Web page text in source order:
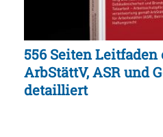
556 Seiten
ArbStättV, ASR und
detailliert